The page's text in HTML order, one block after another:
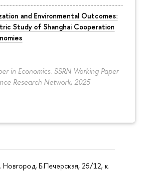
and Environmental Outcomes:
Study of Shanghai Cooperation
in Economics. SSRN Working Paper
Research Network, 2025
Б.Печерская, 25/12, к.